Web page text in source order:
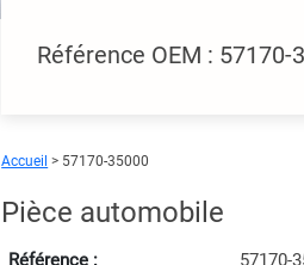
Référence OEM : 57170-
Accueil > 57170-35000
Pièce automobile
Référence : 57170-